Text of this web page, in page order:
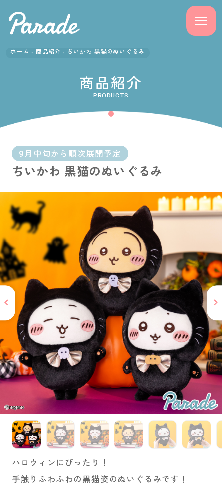
よくある質問
会社概要
採用情報
サポート
お問い合わせ
PRIZE 公式 X
PRIZE 公式 Instagram
CAPSULE TOY 公式 X
CAPSULE TOY 公式 Instagram
プライバシーポリシー
ホーム 商品紹介 ちいかわ 黒猫のぬいぐるみ
商品紹介
PRODUCTS
9月中旬から順次展開予定
ちいかわ 黒猫のぬいぐるみ
ハロウィンにぴったり！
手触りふわふわの黒猫姿のぬいぐるみです！